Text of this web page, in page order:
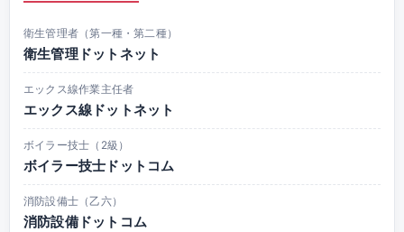
衛生管理者（第一種・第二種）
衛生管理ドットネット
エックス線作業主任者
エックス線ドットネット
ボイラー技士（2級）
ボイラー技士ドットコム
消防設備士（乙六）
消防設備ドットコム